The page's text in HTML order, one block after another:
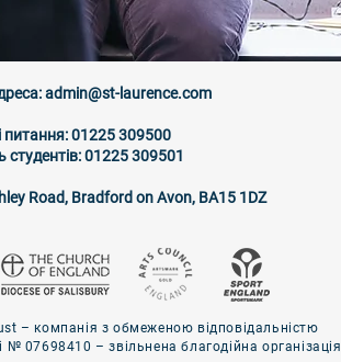
admin@st-laurence.com
питання: 01225 309500
студентів: 01225 309501
Road, Bradford on Avon, BA15 1DZ
– компанія з обмеженою відповідальністю
№ 07698410 – звільнена благодійна організація